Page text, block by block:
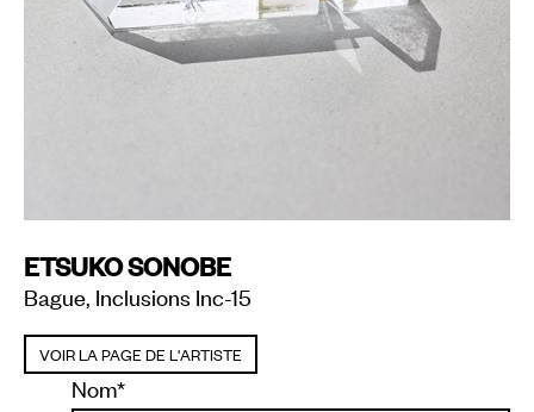
ETSUKO SONOBE
Bague, Inclusions Inc-15
VOIR LA PAGE DE L'ARTISTE
Nom*